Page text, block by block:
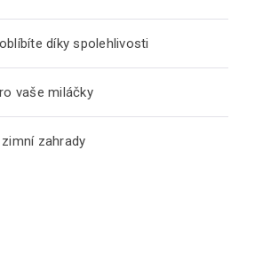
díky spolehlivosti
vaše miláčky
zahrady